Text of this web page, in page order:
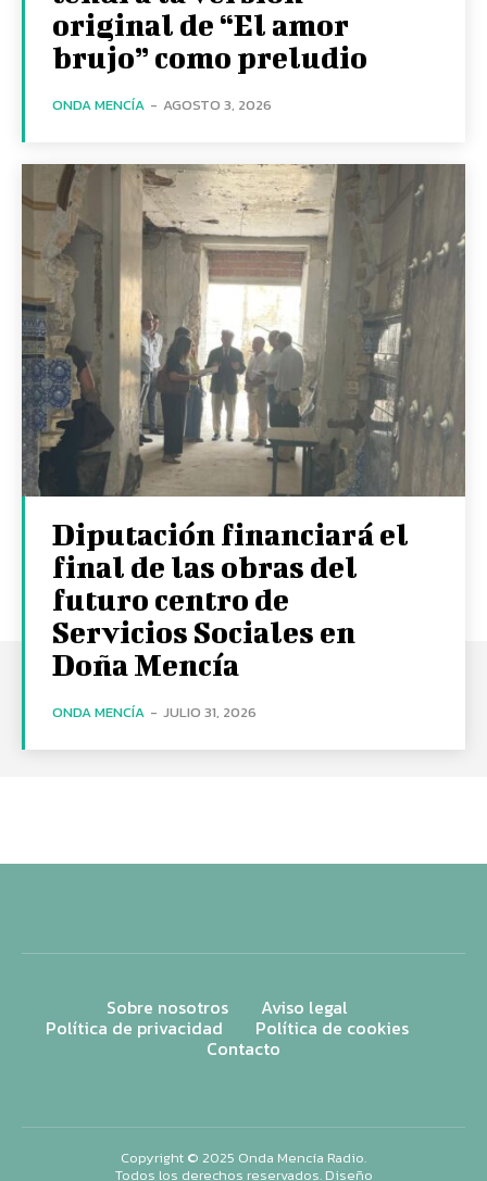
original de “El amor
brujo” como preludio
ONDA MENCÍA - AGOSTO 3, 2026
Diputación financiará el
final de las obras del
futuro centro de
Servicios Sociales en
Doña Mencía
ONDA MENCÍA - JULIO 31, 2026
Sobre nosotros Aviso legal
Política de privacidad Política de cookies
Contacto
Copyright © 2025 Onda Mencía Radio.
Todos los derechos reservados. Diseño